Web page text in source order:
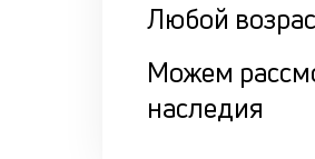
Любой
Можем
наследия